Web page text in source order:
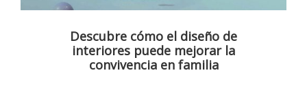
Descubre cómo el diseño de
interiores puede mejorar la
convivencia en familia